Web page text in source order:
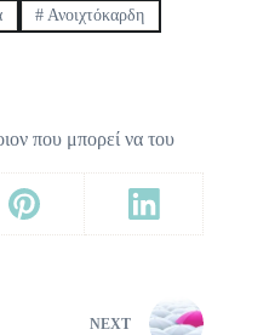
# Ανοιχτόκαρδη
που μπορεί να του
NEXT